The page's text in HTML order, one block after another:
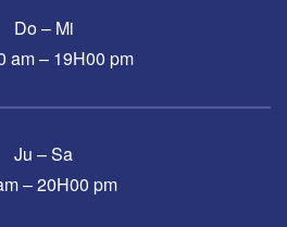
Do – Mi
am – 19H00 pm
Ju – Sa
– 20H00 pm